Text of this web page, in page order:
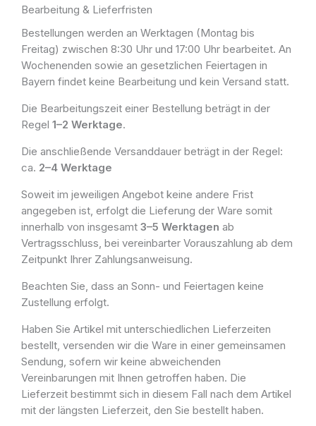
Bearbeitung & Lieferfristen
Bestellungen werden an Werktagen (Montag bis
Freitag) zwischen 8:30 Uhr und 17:00 Uhr bearbeitet. An
Wochenenden sowie an gesetzlichen Feiertagen in
Bayern findet keine Bearbeitung und kein Versand statt.
Die Bearbeitungszeit einer Bestellung beträgt in der
Regel 1–2 Werktage.
Die anschließende Versanddauer beträgt in der Regel:
ca. 2–4 Werktage
Soweit im jeweiligen Angebot keine andere Frist
angegeben ist, erfolgt die Lieferung der Ware somit
innerhalb von insgesamt 3–5 Werktagen ab
Vertragsschluss, bei vereinbarter Vorauszahlung ab dem
Zeitpunkt Ihrer Zahlungsanweisung.
Beachten Sie, dass an Sonn- und Feiertagen keine
Zustellung erfolgt.
Haben Sie Artikel mit unterschiedlichen Lieferzeiten
bestellt, versenden wir die Ware in einer gemeinsamen
Sendung, sofern wir keine abweichenden
Vereinbarungen mit Ihnen getroffen haben. Die
Lieferzeit bestimmt sich in diesem Fall nach dem Artikel
mit der längsten Lieferzeit, den Sie bestellt haben.